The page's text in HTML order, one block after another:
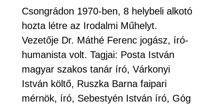
Csongrádon 1970-ben, 8 helybeli alkotó
hozta létre az Irodalmi Műhelyt.
Vezetője Dr. Máthé Ferenc jogász, író-
humanista volt. Tagjai: Posta István
magyar szakos tanár író, Várkonyi
István költő, Ruszka Barna faipari
mérnök, író, Sebestyén István író, Góg